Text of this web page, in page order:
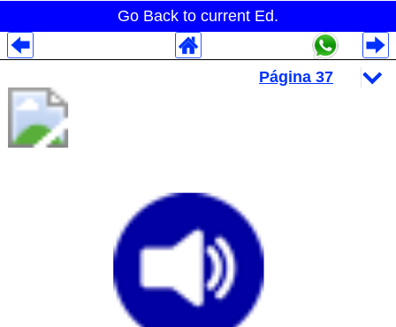
Go Back to current Ed.
Despliegues Analytics
Despliegues Totales
Despliegues por Rubros